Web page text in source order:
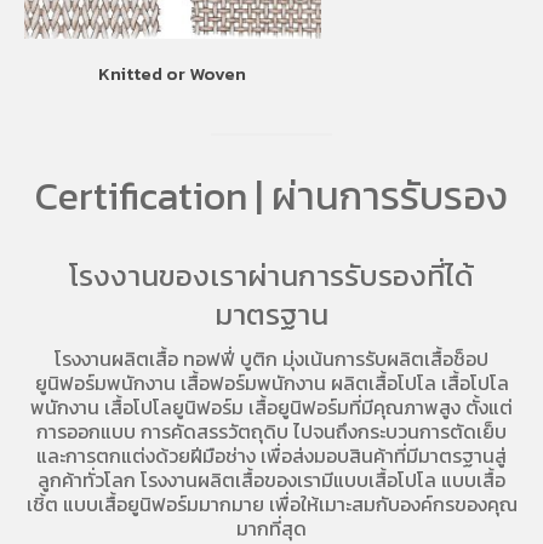
Knitted or Woven
Certification | ผ่านการรับรอง
โรงงานของเราผ่านการรับรองที่ได้
มาตรฐาน
โรงงานผลิตเสื้อ ทอฟฟี่ บูติก มุ่งเน้นการรับผลิตเสื้อช็อป
ยูนิฟอร์มพนักงาน เสื้อฟอร์มพนักงาน ผลิตเสื้อโปโล เสื้อโปโล
พนักงาน เสื้อโปโลยูนิฟอร์ม เสื้อยูนิฟอร์มที่มีคุณภาพสูง ตั้งแต่
การออกแบบ การคัดสรรวัตถุดิบ ไปจนถึงกระบวนการตัดเย็บ
และการตกแต่งด้วยฝีมือช่าง เพื่อส่งมอบสินค้าที่มีมาตรฐานสู่
ลูกค้าทั่วโลก โรงงานผลิตเสื้อของเรามีแบบเสื้อโปโล แบบเสื้อ
เชิ้ต แบบเสื้อยูนิฟอร์มมากมาย เพื่อให้เมาะสมกับองค์กรของคุณ
มากที่สุด